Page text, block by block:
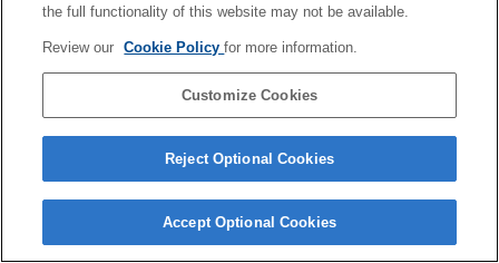
Background Defocus Control [Регулировка фоновой расфокусировки] в
информация на экранном дисплее отображается как обычно.
the full functionality of this website may not be available.
Review our Cookie Policyfor more information.
Customize Cookies
Reject Optional Cookies
Accept Optional Cookies